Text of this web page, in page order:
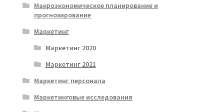
Макроэкономическое планирование и
прогнозирование
Маркетинг
Маркетинг 2020
Маркетинг 2021
Маркетинг персонала
Маркетинговые исследования